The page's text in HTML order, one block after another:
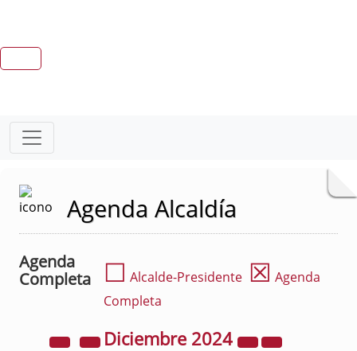
Agenda Alcaldía
Agenda
Completa
☐ Alcalde-Presidente ☒ Agenda
Completa
Diciembre 2024